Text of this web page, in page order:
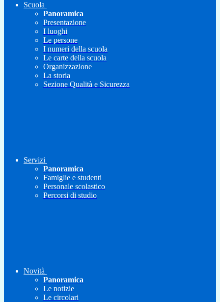
Scuola
Panoramica
Presentazione
I luoghi
Le persone
I numeri della scuola
Le carte della scuola
Organizzazione
La storia
Sezione Qualità e Sicurezza
Servizi
Panoramica
Famiglie e studenti
Personale scolastico
Percorsi di studio
Novità
Panoramica
Le notizie
Le circolari